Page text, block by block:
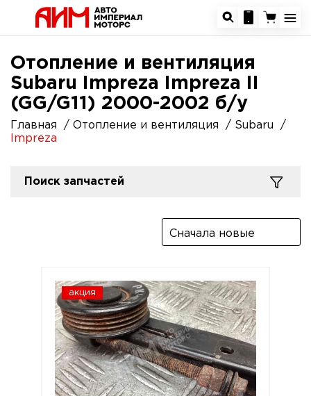
Отопление и вентиляция
Subaru Impreza Impreza II
(GG/G11) 2000-2002 б/у
Главная Отопление и вентиляция
Subaru
Impreza
Поиск запчастей
Сначала новые
акция